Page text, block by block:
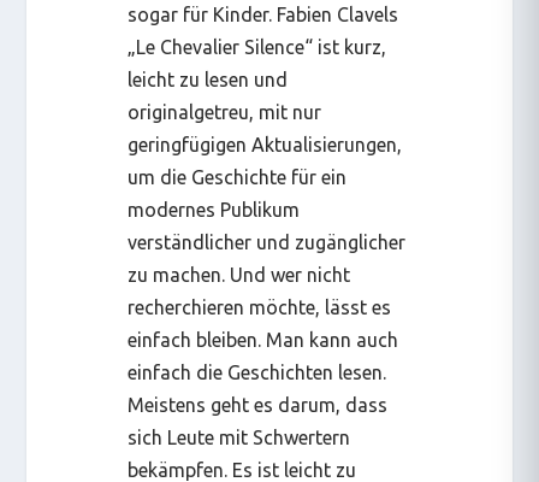
sogar für Kinder. Fabien Clavels
„Le Chevalier Silence“ ist kurz,
leicht zu lesen und
originalgetreu, mit nur
geringfügigen Aktualisierungen,
um die Geschichte für ein
modernes Publikum
verständlicher und zugänglicher
zu machen. Und wer nicht
recherchieren möchte, lässt es
einfach bleiben. Man kann auch
einfach die Geschichten lesen.
Meistens geht es darum, dass
sich Leute mit Schwertern
bekämpfen. Es ist leicht zu